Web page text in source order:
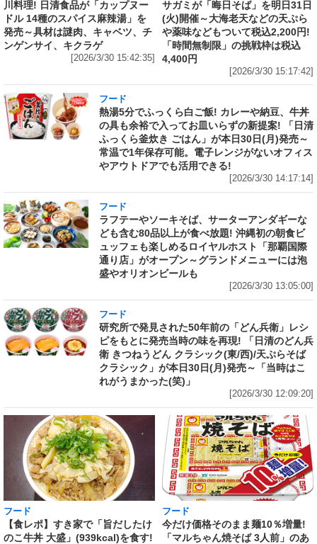
川料理! 日清食品が「カップヌー
ドル 14種のスパイス麻辣湯」を
発売～具材は謎肉、キャベツ、チ
ンゲンサイ、キクラゲ
[2026/3/30 15:42:35]
サガミが「晦日そば」を明日31日
(火)開催～大海老天などの天ぷら
や薬味などもついて税込2,200円!
「時間無制限」の挑戦枠は税込
4,400円
[2026/3/30 15:17:42]
フード
熱湯5分でふっくら白ご飯! カレーや納豆、牛丼
の具も余裕で入ってお皿いらずの新提案! 「日清
ふっくら釜炊き ごはん」が本日30日(月)発売～
常温で1年保存可能。電子レンジがないオフィス
やアウトドアでも活用できる!
[2026/3/30 14:17:14]
フード
ラフテーやソーキそば、サーターアンダギーな
ども含む80品以上が食べ放題! 沖縄初の朝食ビ
ュッフェも楽しめるロイヤルホスト「那覇国際
通り店」がオープン～グランドメニューには泡
盛やオリオンビールも
[2026/3/30 13:05:00]
フード
研究所で発見された50年前の「どん兵衛」レシ
ピをもとに発売当時の味を再現! 「日清のどん兵
衛 きつねうどん クラシック(東/西)/天ぷらそば
クラシック」が本日30日(月)発売～「当時はこ
れがうまかった(笑)」
[2026/3/30 12:09:20]
フード
【食レポ】すき家で「旨だしたけ
のこ牛丼 大盛」(939kcal)を食す!
フード
今だけ価格そのまま麺10％増量!
「マルちゃん焼そば 3人前」のあ